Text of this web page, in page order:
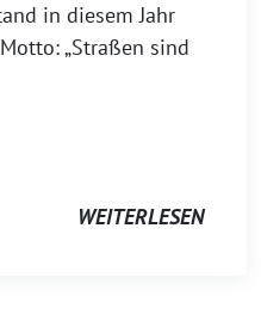
in diesem Jahr
„Straßen sind
WEITERLESEN